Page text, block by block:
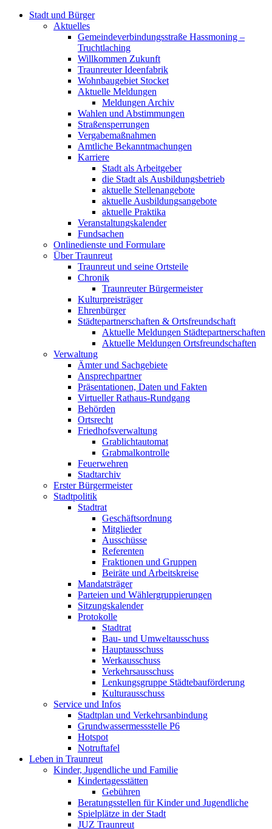
Stadt und Bürger
Aktuelles
Gemeindeverbindungsstraße Hassmoning –
Truchtlaching
Willkommen Zukunft
Traunreuter Ideenfabrik
Wohnbaugebiet Stocket
Aktuelle Meldungen
Meldungen Archiv
Wahlen und Abstimmungen
Straßensperrungen
Vergabemaßnahmen
Amtliche Bekanntmachungen
Karriere
Stadt als Arbeitgeber
die Stadt als Ausbildungsbetrieb
aktuelle Stellenangebote
aktuelle Ausbildungsangebote
aktuelle Praktika
Veranstaltungskalender
Fundsachen
Onlinedienste und Formulare
Über Traunreut
Traunreut und seine Ortsteile
Chronik
Traunreuter Bürgermeister
Kulturpreisträger
Ehrenbürger
Städtepartnerschaften & Ortsfreundschaft
Aktuelle Meldungen Städtepartnerschaften
Aktuelle Meldungen Ortsfreundschaften
Verwaltung
Ämter und Sachgebiete
Ansprechpartner
Präsentationen, Daten und Fakten
Virtueller Rathaus-Rundgang
Behörden
Ortsrecht
Friedhofsverwaltung
Grablichtautomat
Grabmalkontrolle
Feuerwehren
Stadtarchiv
Erster Bürgermeister
Stadtpolitik
Stadtrat
Geschäftsordnung
Mitglieder
Ausschüsse
Referenten
Fraktionen und Gruppen
Beiräte und Arbeitskreise
Mandatsträger
Parteien und Wählergruppierungen
Sitzungskalender
Protokolle
Stadtrat
Bau- und Umweltausschuss
Hauptausschuss
Werkausschuss
Verkehrsausschuss
Lenkungsgruppe Städtebauförderung
Kulturausschuss
Service und Infos
Stadtplan und Verkehrsanbindung
Grundwassermessstelle P6
Hotspot
Notruftafel
Leben in Traunreut
Kinder, Jugendliche und Familie
Kindertagesstätten
Gebühren
Beratungsstellen für Kinder und Jugendliche
Spielplätze in der Stadt
JUZ Traunreut